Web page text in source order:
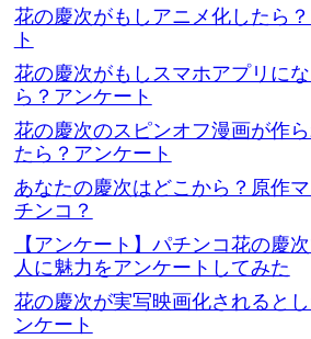
花の慶次がもしアニメ化したら
ト
花の慶次がもしスマホアプリに
ら？アンケート
花の慶次のスピンオフ漫画が作
たら？アンケート
あなたの慶次はどこから？原作
チンコ？
【アンケート】パチンコ花の慶
人に魅力をアンケートしてみた
花の慶次が実写映画化されると
ンケート